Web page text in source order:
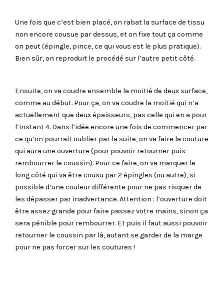
Une fois que c’est bien placé, on rabat la surface de tissu
non encore cousue par dessus, et on fixe tout ça comme
on peut (épingle, pince, ce qui vous est le plus pratique).
Bien sûr, on reproduit le procédé sur l’autre petit côté.
Ensuite, on va coudre ensemble la moitié de deux surface,
comme au début. Pour ça, on va coudre la moitié qui n’a
actuellement que deux épaisseurs, pas celle qui en a pour
l’instant 4. Dans l’idée encore une fois de commencer par
ce qu’on pourrait oublier par la suite, on va faire la couture
qui aura une ouverture (pour pouvoir retourner puis
rembourrer le coussin). Pour ce faire, on va marquer le
long côté qui va être cousu par 2 épingles (ou autre), si
possible d’une couleur différente pour ne pas risquer de
les dépasser par inadvertance. Attention : l’ouverture doit
être assez grande pour faire passez votre mains, sinon ça
sera pénible pour rembourrer. Et puis il faut aussi pouvoir
retourner le coussin par là, autant se garder de la marge
pour ne pas forcer sur les coutures !